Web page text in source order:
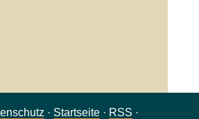
· Startseite· RSS ·